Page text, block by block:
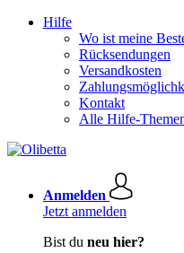
Hilfe
Wo ist meine
Rücksendungen
Versandkosten
Kontakt
Alle Hilfe-
Anmelden
Jetzt anmelden
Bist du neu hier?